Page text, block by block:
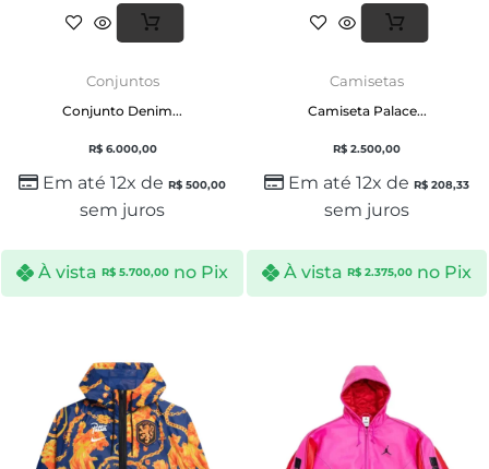
Conjuntos
Conjunto Denim...
R$6.000,00
Em até 12x de R$ 500,00
sem juros
À vista R$ 5.700,00 no Pix
Camisetas
Camiseta Palace...
R$ 2.500,00
Em até 12x de R$ 208,33
sem juros
À vista R$ 2.375,00 no Pix